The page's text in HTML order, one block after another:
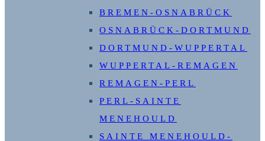
BREMEN-OSNABRÜCK
OSNABRÜCK-DORTMUND
DORTMUND-WUPPERTAL
WUPPERTAL-REMAGEN
REMAGEN-PERL
PERL-SAINTE
MENEHOULD
SAINTE MENEHOULD-